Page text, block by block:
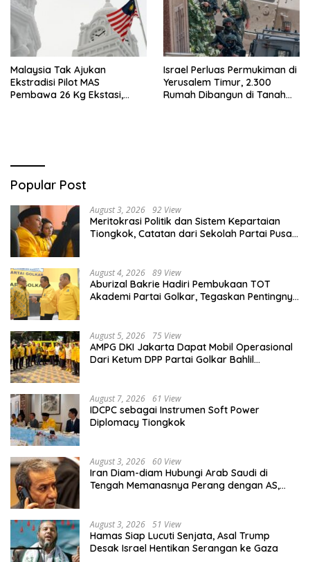
Malaysia Tak Ajukan
Ekstradisi Pilot MAS
Pembawa 26 Kg Ekstasi,
Israel Perluas Permukiman di
Yerusalem Timur, 2.300
Rumah Dibangun di Tanah
Popular Post
August 3, 2026 92 View
Meritokrasi Politik dan Sistem Kepartaian
Tiongkok, Catatan dari Sekolah Partai Pusat
August 4, 2026 89 View
Aburizal Bakrie Hadiri Pembukaan TOT
Akademi Partai Golkar, Tegaskan Pentingnya
August 5, 2026 75 View
AMPG DKI Jakarta Dapat Mobil Operasional
Dari Ketum DPP Partai Golkar Bahlil
August 7, 2026 61 View
IDCPC sebagai Instrumen Soft Power
Diplomacy Tiongkok
August 3, 2026 60 View
Iran Diam-diam Hubungi Arab Saudi di
Tengah Memanasnya Perang dengan AS,
August 3, 2026 51 View
Hamas Siap Lucuti Senjata, Asal Trump
Desak Israel Hentikan Serangan ke Gaza